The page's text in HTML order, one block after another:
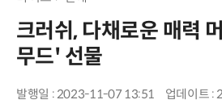
크러쉬, 다채로운 매력
무드' 선물
발행일 : 2023-11-07 13:51 업데이트